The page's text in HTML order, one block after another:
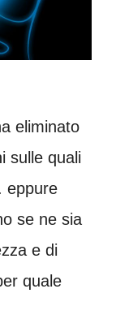
eliminato
sulle quali
eppure
se ne sia
e di
quale